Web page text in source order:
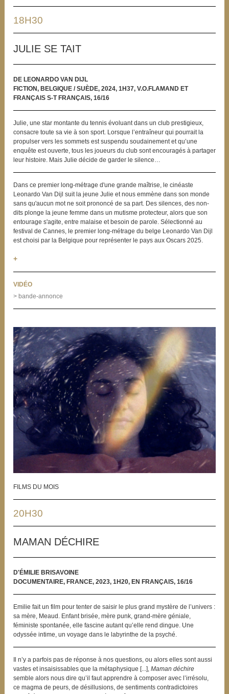
18H30
JULIE SE TAIT
DE LEONARDO VAN DIJL
FICTION, BELGIQUE / SUÈDE, 2024, 1H37, V.O.FLAMAND ET
FRANÇAIS S-T FRANÇAIS, 16/16
Julie, une star montante du tennis évoluant dans un club prestigieux,
consacre toute sa vie à son sport. Lorsque l’entraîneur qui pourrait la
propulser vers les sommets est suspendu soudainement et qu’une
enquête est ouverte, tous les joueurs du club sont encouragés à partager
leur histoire. Mais Julie décide de garder le silence…
Dans ce premier long-métrage d'une grande maîtrise, le cinéaste
Leonardo Van Dijl suit la jeune Julie et nous emmène dans son monde
sans qu'aucun mot ne soit prononcé de sa part. Des silences, des non-
dits plonge la jeune femme dans un mutisme protecteur, alors que son
entourage s'agite, entre malaise et besoin de parole. Sélectionné au
festival de Cannes, le premier long-métrage du belge Leonardo Van Dijl
est choisi par la Belgique pour représenter le pays aux Oscars 2025.
+
VIDÉO
> bande-annonce
FILMS DU MOIS
20H30
MAMAN DÉCHIRE
D'ÉMILIE BRISAVOINE
DOCUMENTAIRE, FRANCE, 2023, 1H20, EN FRANÇAIS, 16/16
Emilie fait un film pour tenter de saisir le plus grand mystère de l’univers :
sa mère, Meaud. Enfant brisée, mère punk, grand-mère géniale,
féministe spontanée, elle fascine autant qu’elle rend dingue. Une
odyssée intime, un voyage dans le labyrinthe de la psyché.
Il n’y a parfois pas de réponse à nos questions, ou alors elles sont aussi
vastes et insaisissables que la métaphysique [...], Maman déchire
semble alors nous dire qu’il faut apprendre à composer avec l’irrésolu,
ce magma de peurs, de désillusions, de sentiments contradictoires